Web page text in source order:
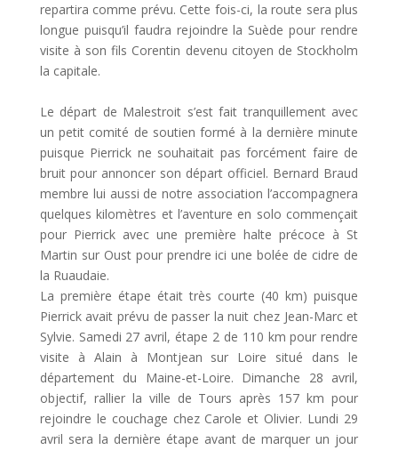
repartira comme prévu. Cette fois-ci, la route sera plus
longue puisqu’il faudra rejoindre la Suède pour rendre
visite à son fils Corentin devenu citoyen de Stockholm
la capitale.
Le départ de Malestroit s’est fait tranquillement avec
un petit comité de soutien formé à la dernière minute
puisque Pierrick ne souhaitait pas forcément faire de
bruit pour annoncer son départ officiel. Bernard Braud
membre lui aussi de notre association l’accompagnera
quelques kilomètres et l’aventure en solo commençait
pour Pierrick avec une première halte précoce à St
Martin sur Oust pour prendre ici une bolée de cidre de
la Ruaudaie.
La première étape était très courte (40 km) puisque
Pierrick avait prévu de passer la nuit chez Jean-Marc et
Sylvie. Samedi 27 avril, étape 2 de 110 km pour rendre
visite à Alain à Montjean sur Loire situé dans le
département du Maine-et-Loire. Dimanche 28 avril,
objectif, rallier la ville de Tours après 157 km pour
rejoindre le couchage chez Carole et Olivier. Lundi 29
avril sera la dernière étape avant de marquer un jour